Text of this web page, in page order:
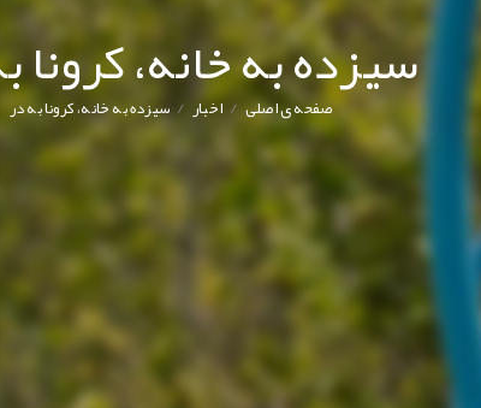
سیزده به خانه، کرونا
صفحه ی اصلی/اخبار / سیزده به خانه، کرونا به در